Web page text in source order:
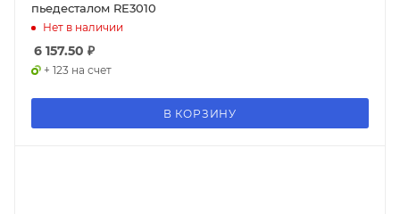
пьедесталом RE3010
Нет в наличии
6 157.50 ₽
+ 123 на счет
В КОРЗИНУ